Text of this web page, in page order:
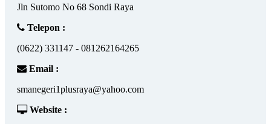
Jln Sutomo No 68 Sondi Raya
Telepon :
(0622) 331147 - 081262164265
Email :
smanegeri1plusraya@yahoo.com
Website :